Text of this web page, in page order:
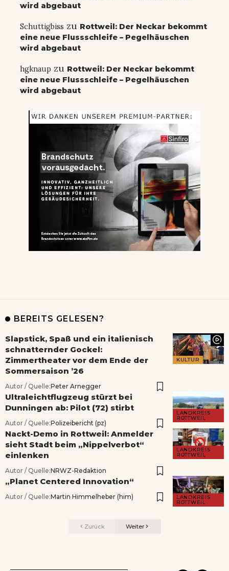
wird abgebaut
Schuttigbiss zu Rottweil: Der Neckar bekommt
eine neue Flussschleife – Pegelhäuschen
wird abgebaut
hgknaup zu Rottweil: Der Neckar bekommt
eine neue Flussschleife – Pegelhäuschen
wird abgebaut
BEREITS GELESEN?
KULTUR
Slapstick, Spaß und ein italienisch
schnatternder Gockel:
Zimmertheater vor dem Ende der
Sommersaison ’26
Autor / Quelle:Peter Arnegger
LANDKREIS
ROTTWEIL
Ultraleichtflugzeug stürzt bei
Dunningen ab: Pilot (72) stirbt
Autor / Quelle:Polizeibericht (pz)
LANDKREIS
ROTTWEIL
Nackt-Demo in Rottweil: Anmelder
sieht Stadt beim „Nippelverbot“
einlenken
Autor / Quelle:NRWZ-Redaktion
LANDKREIS
ROTTWEIL
„Planet Centered Innovation“
Autor / Quelle:Martin Himmelheber (him)
Zurück Weiter